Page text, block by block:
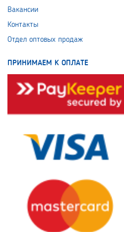
Вакансии
Контакты
Отдел оптовых продаж
ПРИНИМАЕМ К ОПЛАТЕ